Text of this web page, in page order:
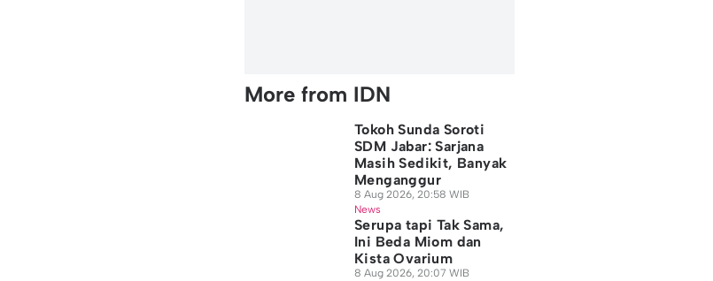
More from IDN
Tokoh Sunda Soroti
SDM Jabar: Sarjana
Masih Sedikit, Banyak
Menganggur
8 Aug 2026, 20:58 WIB
News
Serupa tapi Tak Sama,
Ini Beda Miom dan
Kista Ovarium
8 Aug 2026, 20:07 WIB